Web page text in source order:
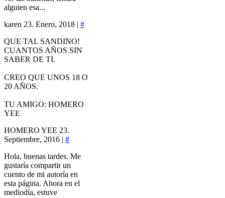
alguien esa...
karen 23. Enero, 2018 | #
QUE TAL SANDINO!
CUANTOS AÑOS SIN
SABER DE TI.
CREO QUE UNOS 18 O
20 AÑOS.
TU AMIGO: HOMERO
YEE
HOMERO YEE 23.
Septiembre, 2016 | #
Hola, buenas tardes. Me
gustaría compartir un
cuento de mi autoría en
esta página. Ahora en el
mediodía, estuve